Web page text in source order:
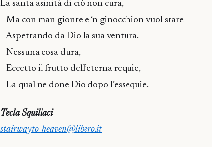
La santa asinità di ciò non cura,
Ma con man gionte e ‘n ginocchion vuol stare
Aspettando da Dio la sua ventura.
Nessuna cosa dura,
Eccetto il frutto dell’eterna requie,
La qual ne done Dio dopo l’essequie.
Tecla Squillaci
stairwayto_heaven@libero.it